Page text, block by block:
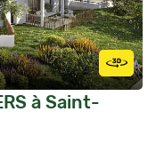
à Saint-